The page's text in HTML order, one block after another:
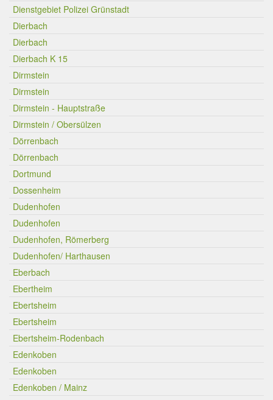
Dienstgebiet Polizei Grünstadt
Dierbach
Dierbach
Dierbach K 15
Dirmstein
Dirmstein
Dirmstein - Hauptstraße
Dirmstein / Obersülzen
Dörrenbach
Dörrenbach
Dortmund
Dossenheim
Dudenhofen
Dudenhofen
Dudenhofen, Römerberg
Dudenhofen/ Harthausen
Eberbach
Ebertheim
Ebertsheim
Ebertsheim
Ebertsheim-Rodenbach
Edenkoben
Edenkoben
Edenkoben / Mainz